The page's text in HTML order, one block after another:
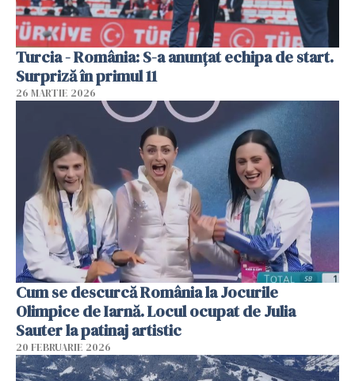
Turcia - România: S-a anunțat echipa de start.
Surpriză în primul 11
26 MARTIE 2026
Cum se descurcă România la Jocurile
Olimpice de Iarnă. Locul ocupat de Julia
Sauter la patinaj artistic
20 FEBRUARIE 2026